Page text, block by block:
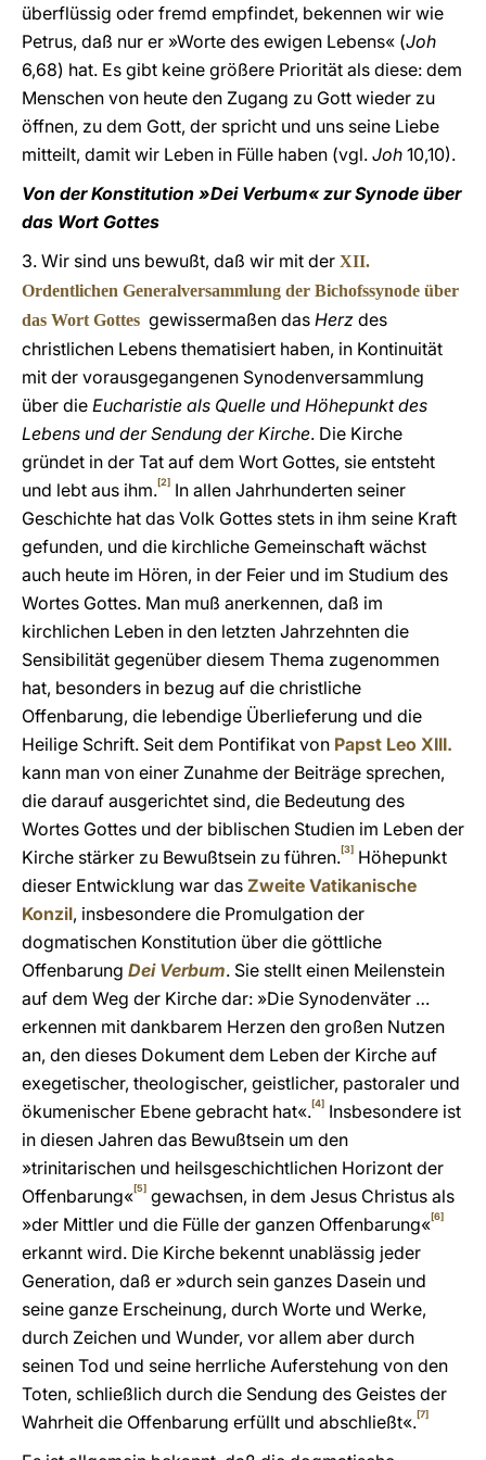
überflüssig oder fremd empfindet, bekennen wir wie
Petrus, daß nur er »Worte des ewigen Lebens« (Joh
6,68) hat. Es gibt keine größere Priorität als diese: dem
Menschen von heute den Zugang zu Gott wieder zu
öffnen, zu dem Gott, der spricht und uns seine Liebe
mitteilt, damit wir Leben in Fülle haben (vgl. Joh 10,10).
Von der Konstitution »Dei Verbum« zur Synode über
das Wort Gottes
3. Wir sind uns bewußt, daß wir mit der XII.
Ordentlichen Generalversammlung der Bichofssynode über
das Wort Gottes gewissermaßen das Herz des
christlichen Lebens thematisiert haben, in Kontinuität
mit der vorausgegangenen Synodenversammlung
über die Eucharistie als Quelle und Höhepunkt des
Lebens und der Sendung der Kirche. Die Kirche
gründet in der Tat auf dem Wort Gottes, sie entsteht
und lebt aus ihm.[2] In allen Jahrhunderten seiner
Geschichte hat das Volk Gottes stets in ihm seine Kraft
gefunden, und die kirchliche Gemeinschaft wächst
auch heute im Hören, in der Feier und im Studium des
Wortes Gottes. Man muß anerkennen, daß im
kirchlichen Leben in den letzten Jahrzehnten die
Sensibilität gegenüber diesem Thema zugenommen
hat, besonders in bezug auf die christliche
Offenbarung, die lebendige Überlieferung und die
Heilige Schrift. Seit dem Pontifikat von Papst Leo XIII.
kann man von einer Zunahme der Beiträge sprechen,
die darauf ausgerichtet sind, die Bedeutung des
Wortes Gottes und der biblischen Studien im Leben der
Kirche stärker zu Bewußtsein zu führen.[3] Höhepunkt
dieser Entwicklung war das Zweite Vatikanische
Konzil, insbesondere die Promulgation der
dogmatischen Konstitution über die göttliche
Offenbarung Dei Verbum. Sie stellt einen Meilenstein
auf dem Weg der Kirche dar: »Die Synodenväter …
erkennen mit dankbarem Herzen den großen Nutzen
an, den dieses Dokument dem Leben der Kirche auf
exegetischer, theologischer, geistlicher, pastoraler und
ökumenischer Ebene gebracht hat«.[4] Insbesondere ist
in diesen Jahren das Bewußtsein um den
»trinitarischen und heilsgeschichtlichen Horizont der
Offenbarung«[5] gewachsen, in dem Jesus Christus als
»der Mittler und die Fülle der ganzen Offenbarung«[6]
erkannt wird. Die Kirche bekennt unablässig jeder
Generation, daß er »durch sein ganzes Dasein und
seine ganze Erscheinung, durch Worte und Werke,
durch Zeichen und Wunder, vor allem aber durch
seinen Tod und seine herrliche Auferstehung von den
Toten, schließlich durch die Sendung des Geistes der
Wahrheit die Offenbarung erfüllt und abschließt«.[7]